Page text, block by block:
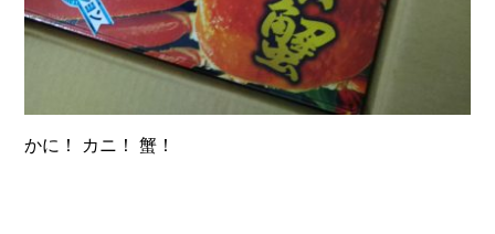
かに！ カニ！ 蟹！